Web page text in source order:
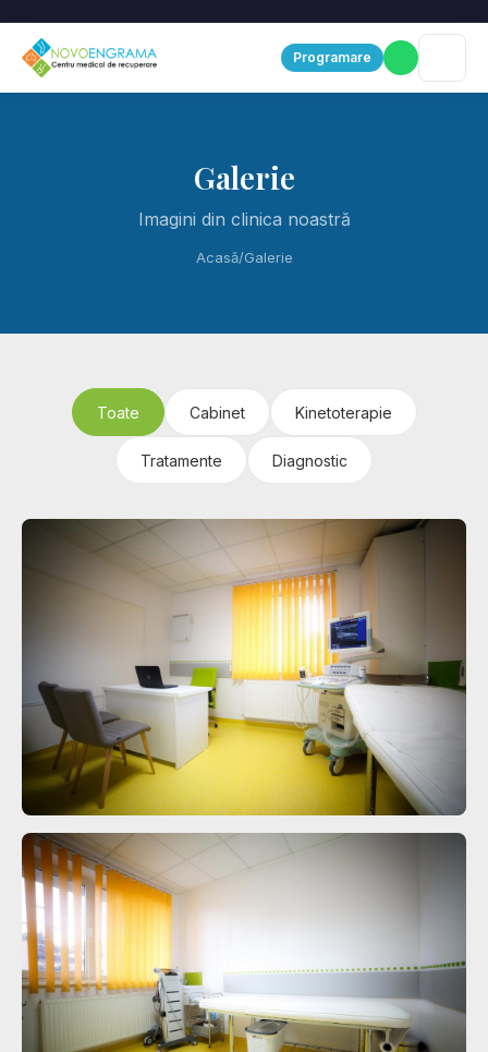
Programare
Galerie
Imagini din clinica noastră
Acasă/Galerie
Toate Cabinet Kinetoterapie
Tratamente Diagnostic